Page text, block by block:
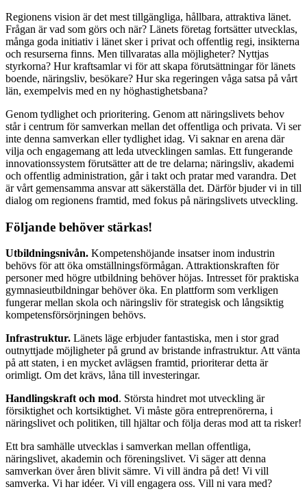
Regionens vision är det mest tillgängliga, hållbara, attraktiva länet.
Frågan är vad som görs och när? Länets företag fortsätter utvecklas,
många goda initiativ i länet sker i privat och offentlig regi, insikterna
och resurserna finns. Men tillvaratas alla möjligheter? Nyttjas
styrkorna? Hur kraftsamlar vi för att skapa förutsättningar för länets
boende, näringsliv, besökare? Hur ska regeringen våga satsa på vårt
län, exempelvis med en ny höghastighetsbana?
Genom tydlighet och prioritering. Genom att näringslivets behov
står i centrum för samverkan mellan det offentliga och privata. Vi ser
inte denna samverkan eller tydlighet idag. Vi saknar en arena där
vilja och engagemang att leda utvecklingen samlas. Ett fungerande
innovationssystem förutsätter att de tre delarna; näringsliv, akademi
och offentlig administration, går i takt och pratar med varandra. Det
är vårt gemensamma ansvar att säkerställa det. Därför bjuder vi in till
dialog om regionens framtid, med fokus på näringslivets utveckling.
Följande behöver stärkas!
Utbildningsnivån. Kompetenshöjande insatser inom industrin
behövs för att öka omställningsförmågan. Attraktionskraften för
personer med högre utbildning behöver höjas. Intresset för praktiska
gymnasieutbildningar behöver öka. En plattform som verkligen
fungerar mellan skola och näringsliv för strategisk och långsiktig
kompetensförsörjningen behövs.
Infrastruktur. Länets läge erbjuder fantastiska, men i stor grad
outnyttjade möjligheter på grund av bristande infrastruktur. Att vänta
på att staten, i en mycket avlägsen framtid, prioriterar detta är
orimligt. Om det krävs, låna till investeringar.
Handlingskraft och mod. Största hindret mot utveckling är
försiktighet och kortsiktighet. Vi måste göra entreprenörerna, i
näringslivet och politiken, till hjältar och följa deras mod att ta risker!
Ett bra samhälle utvecklas i samverkan mellan offentliga,
näringslivet, akademin och föreningslivet. Vi säger att denna
samverkan över åren blivit sämre. Vi vill ändra på det! Vi vill
samverka. Vi har idéer. Vi vill engagera oss. Vill ni vara med?